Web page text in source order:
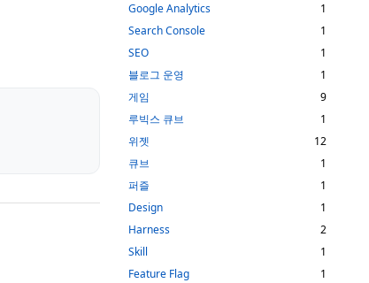
Google Analytics
1
Search Console
1
SEO
1
블로그 운영
1
게임
9
루빅스 큐브
1
위젯
12
큐브
1
퍼즐
1
Design
1
Harness
2
Skill
1
Feature Flag
1